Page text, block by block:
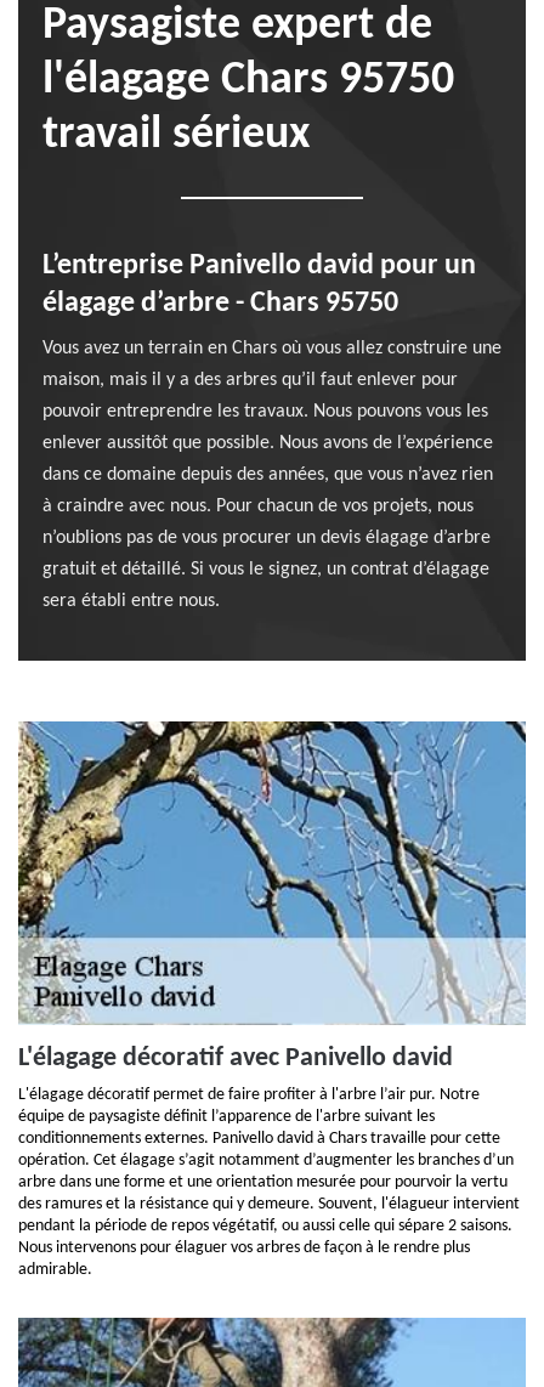
Paysagiste expert de
l'élagage Chars 95750
travail sérieux
L’entreprise Panivello david pour un
élagage d’arbre - Chars 95750
Vous avez un terrain en Chars où vous allez construire une
maison, mais il y a des arbres qu’il faut enlever pour
pouvoir entreprendre les travaux. Nous pouvons vous les
enlever aussitôt que possible. Nous avons de l’expérience
dans ce domaine depuis des années, que vous n’avez rien
à craindre avec nous. Pour chacun de vos projets, nous
n’oublions pas de vous procurer un devis élagage d’arbre
gratuit et détaillé. Si vous le signez, un contrat d’élagage
sera établi entre nous.
L'élagage décoratif avec Panivello david
L'élagage décoratif permet de faire profiter à l'arbre l’air pur. Notre
équipe de paysagiste définit l’apparence de l'arbre suivant les
conditionnements externes. Panivello david à Chars travaille pour cette
opération. Cet élagage s’agit notamment d’augmenter les branches d’un
arbre dans une forme et une orientation mesurée pour pourvoir la vertu
des ramures et la résistance qui y demeure. Souvent, l'élagueur intervient
pendant la période de repos végétatif, ou aussi celle qui sépare 2 saisons.
Nous intervenons pour élaguer vos arbres de façon à le rendre plus
admirable.